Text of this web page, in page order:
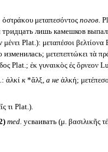
μεταπεσόντος погов.
тридцать лишь камешков
Plat.): μεταπέσοι
μετεπεπτώκει τὰ
Plat.; ἐκ γυναικὸς ἐς
: ἀλκί к*ἄλξ, а неἀλκή;
τι Plat.).
med. усваивать (μ. βασιλικῆς